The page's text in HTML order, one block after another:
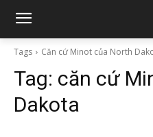
Tags Căn cứ Minot của North
Tag: căn cứ
Dakota